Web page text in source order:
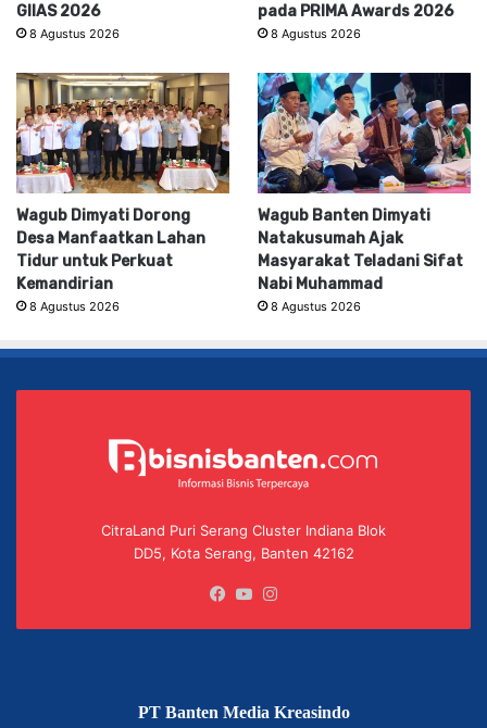
GIIAS 2026
8 Agustus 2026
pada PRIMA Awards 2026
8 Agustus 2026
Wagub Dimyati Dorong
Desa Manfaatkan Lahan
Tidur untuk Perkuat
Kemandirian
8 Agustus 2026
Wagub Banten Dimyati
Natakusumah Ajak
Masyarakat Teladani Sifat
Nabi Muhammad
8 Agustus 2026
CitraLand Puri Serang Cluster Indiana Blok
DD5, Kota Serang, Banten 42162
Facebook
YouTube
PT Banten Media Kreasindo